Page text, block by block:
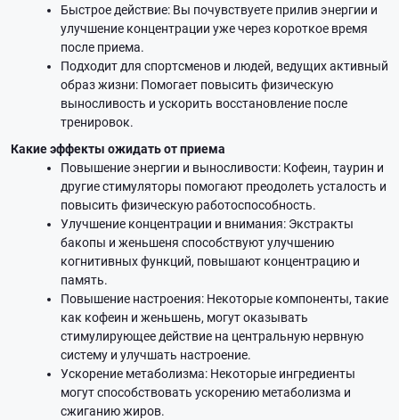
Быстрое действие: Вы почувствуете прилив энергии и
улучшение концентрации уже через короткое время
после приема.
Подходит для спортсменов и людей, ведущих активный
образ жизни: Помогает повысить физическую
выносливость и ускорить восстановление после
тренировок.
Какие эффекты ожидать от приема
Повышение энергии и выносливости: Кофеин, таурин и
другие стимуляторы помогают преодолеть усталость и
повысить физическую работоспособность.
Улучшение концентрации и внимания: Экстракты
бакопы и женьшеня способствуют улучшению
когнитивных функций, повышают концентрацию и
память.
Повышение настроения: Некоторые компоненты, такие
как кофеин и женьшень, могут оказывать
стимулирующее действие на центральную нервную
систему и улучшать настроение.
Ускорение метаболизма: Некоторые ингредиенты
могут способствовать ускорению метаболизма и
сжиганию жиров.